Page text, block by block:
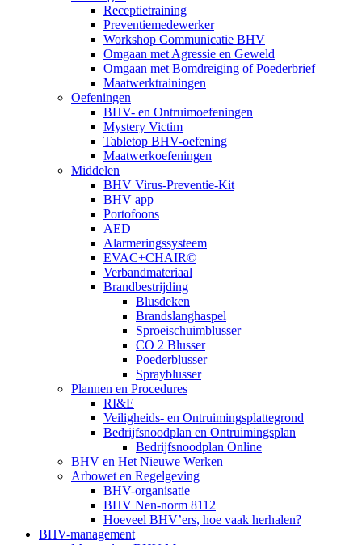
Receptietraining
Preventiemedewerker
Workshop Communicatie BHV
Omgaan met Agressie en Geweld
Omgaan met Bomdreiging of Poederbrief
Maatwerktrainingen
Oefeningen
BHV- en Ontruimoefeningen
Mystery Victim
Tabletop BHV-oefening
Maatwerkoefeningen
Middelen
BHV Virus-Preventie-Kit
BHV app
Portofoons
AED
Alarmeringssysteem
EVAC+CHAIR©
Verbandmateriaal
Brandbestrijding
Blusdeken
Brandslanghaspel
Sproeischuimblusser
CO 2 Blusser
Poederblusser
Sprayblusser
Plannen en Procedures
RI&E
Veiligheids- en Ontruimingsplattegrond
Bedrijfsnoodplan en Ontruimingsplan
Bedrijfsnoodplan Online
BHV en Het Nieuwe Werken
Arbowet en Regelgeving
BHV-organisatie
BHV Nen-norm 8112
Hoeveel BHV’ers, hoe vaak herhalen?
BHV-management